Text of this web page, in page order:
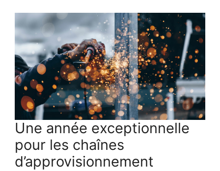
Une année exceptionnelle
pour les chaînes
d’approvisionnement